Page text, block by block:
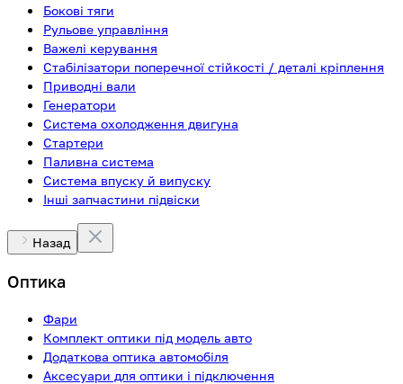
Бокові тяги
Рульове управління
Важелі керування
Стабілізатори поперечної стійкості / деталі кріплення
Приводні вали
Генератори
Система охолодження двигуна
Стартери
Паливна система
Система впуску й випуску
Інші запчастини підвіски
Назад
Оптика
Фари
Комплект оптики під модель авто
Додаткова оптика автомобіля
Аксесуари для оптики і підключення